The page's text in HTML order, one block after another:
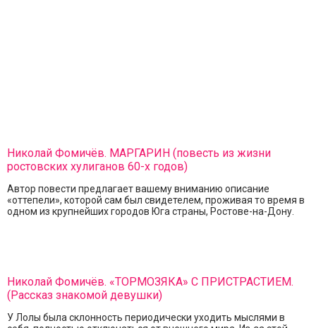
Николай Фомичёв. МАРГАРИН (повесть из жизни
ростовских хулиганов 60-х годов)
Автор повести предлагает вашему вниманию описание
«оттепели», которой сам был свидетелем, проживая то время в
одном из крупнейших городов Юга страны, Ростове-на-Дону.
Николай Фомичёв. «ТОРМОЗЯКА» С ПРИСТРАСТИЕМ.
(Рассказ знакомой девушки)
У Лолы была склонность периодически уходить мыслями в